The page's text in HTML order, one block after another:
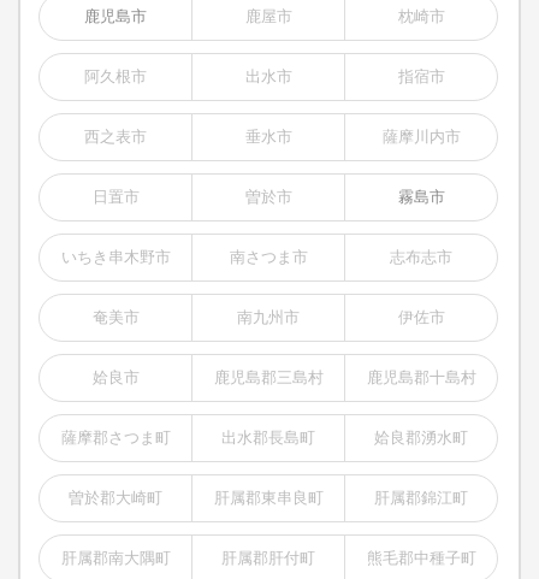
鹿児島市 鹿屋市 枕崎市
阿久根市 出水市 指宿市
西之表市 垂水市 薩摩川内市
日置市 曽於市 霧島市
いちき串木野市 南さつま市 志布志市
奄美市 南九州市 伊佐市
姶良市 鹿児島郡三島村 鹿児島郡十島村
薩摩郡さつま町 出水郡長島町 姶良郡湧水町
曽於郡大崎町 肝属郡東串良町 肝属郡錦江町
肝属郡南大隅町 肝属郡肝付町 熊毛郡中種子町